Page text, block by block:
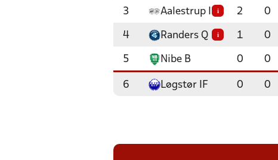
3 Aalestrup IF i 2 0
4 Randers Q i 1 0
5 Nibe B 0 0
6 Løgstør IF 0 0